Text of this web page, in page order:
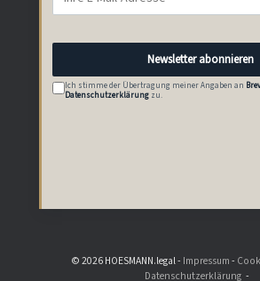
Newsletter abonnieren
Ich stimme der Übertragung meiner Angaben an
Datenschutzerklärung zu.
© 2026 HOESMANN.legal - Impressum-
Datenschutzerklärung